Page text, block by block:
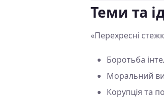
Теми та
«Перехресні
Боротьба
Моральний
Корупція та